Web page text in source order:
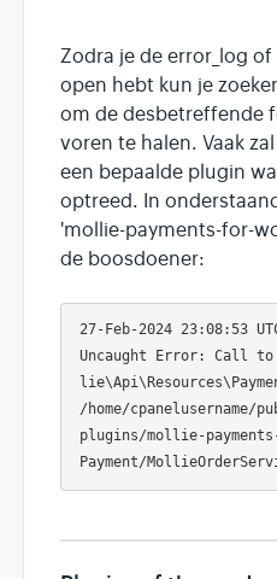
Zodra je de error_log
open hebt kun je
om de desbetreffende
voren te halen. Vaak
een bepaalde plugin
optreed. In
'mollie-payments-for-
de boosdoener:
27-Feb-2024 23:08:53
Uncaught Error: Call to
/home/cpanelusername/
plugins/mollie-